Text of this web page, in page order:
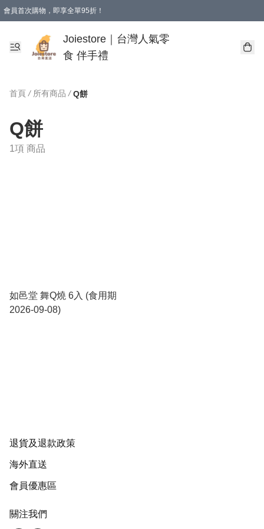
會員首次購物，即享全單95折！
購物滿 HKD 350.00即享免運費優惠！（適用於 本地送貨、本地取貨 )
Joiestore｜台灣人氣零
食 伴手禮
首頁 / 所有商品 / Q餅
Q餅
1項 商品
如邑堂 舞Q燒 6入 (食用期
2026-09-08)
退貨及退款政策
海外直送
會員優惠區
關注我們